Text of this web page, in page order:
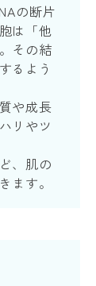
の断片
は「他
その結
るよう
や成長
リやツ
、肌の
ます。